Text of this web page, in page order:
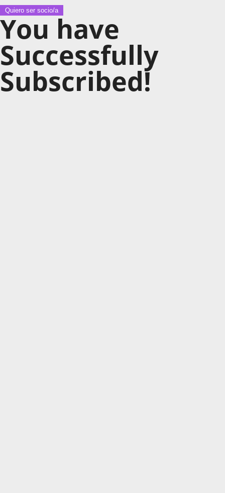
Quiero ser socio/a
You have
Successfully
Subscribed!